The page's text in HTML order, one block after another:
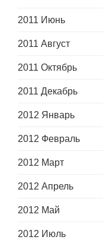
2011 Июнь
2011 Август
2011 Октябрь
2011 Декабрь
2012 Январь
2012 Февраль
2012 Март
2012 Апрель
2012 Май
2012 Июль